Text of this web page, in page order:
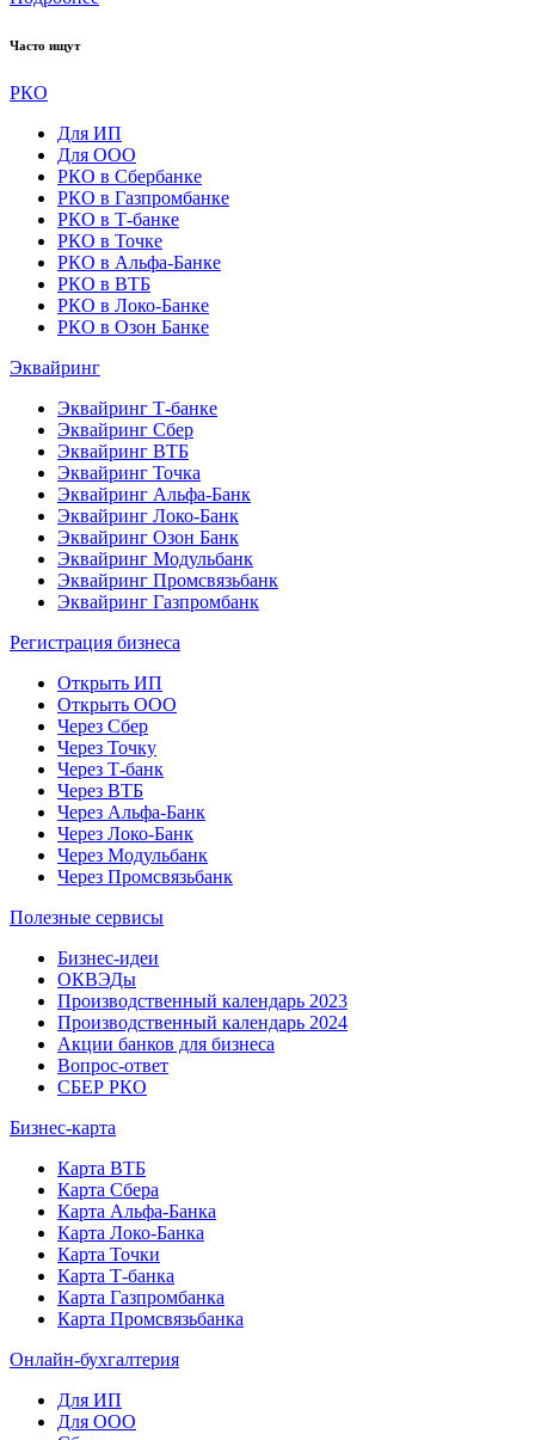
Часто ищут
РКО
Для ИП
Для ООО
РКО в Сбербанке
РКО в Газпромбанке
РКО в Т-банке
РКО в Точке
РКО в Альфа-Банке
РКО в ВТБ
РКО в Локо-Банке
РКО в Озон Банке
Эквайринг
Эквайринг Т-банке
Эквайринг Сбер
Эквайринг ВТБ
Эквайринг Точка
Эквайринг Альфа-Банк
Эквайринг Локо-Банк
Эквайринг Озон Банк
Эквайринг Модульбанк
Эквайринг Промсвязьбанк
Эквайринг Газпромбанк
Регистрация бизнеса
Открыть ИП
Открыть ООО
Через Сбер
Через Точку
Через Т-банк
Через ВТБ
Через Альфа-Банк
Через Локо-Банк
Через Модульбанк
Через Промсвязьбанк
Полезные сервисы
Бизнес-идеи
ОКВЭДы
Производственный календарь 2023
Производственный календарь 2024
Акции банков для бизнеса
Вопрос-ответ
СБЕР РКО
Бизнес-карта
Карта ВТБ
Карта Сбера
Карта Альфа-Банка
Карта Локо-Банка
Карта Точки
Карта Т-банка
Карта Газпромбанка
Карта Промсвязьбанка
Онлайн-бухгалтерия
Для ИП
Для ООО